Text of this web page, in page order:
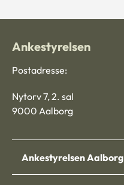
Ankestyrelsen
Postadresse:
Nytorv 7, 2. sal
9000 Aalborg
Ankestyrelsen Aalborg